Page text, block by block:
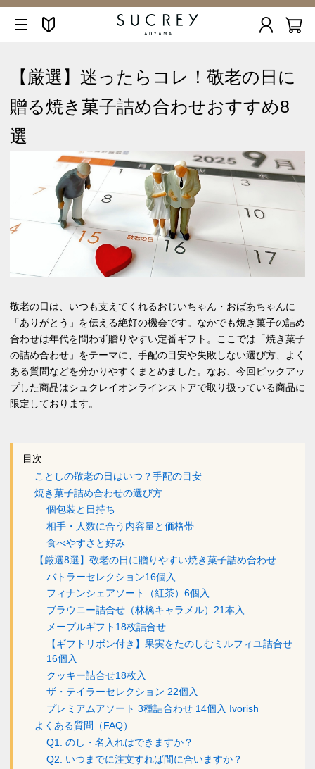
【厳選】迷ったらコレ！敬老の日に
贈る焼き菓子詰め合わせおすすめ8
選
敬老の日は、いつも支えてくれるおじいちゃん・おばあちゃんに
「ありがとう」を伝える絶好の機会です。なかでも焼き菓子の詰め
合わせは年代を問わず贈りやすい定番ギフト。ここでは「焼き菓子
の詰め合わせ」をテーマに、手配の目安や失敗しない選び方、よく
ある質問などを分かりやすくまとめました。なお、今回ピックアッ
プした商品はシュクレイオンラインストアで取り扱っている商品に
限定しております。
目次
ことしの敬老の日はいつ？手配の目安
焼き菓子詰め合わせの選び方
個包装と日持ち
相手・人数に合う内容量と価格帯
食べやすさと好み
【厳選8選】敬老の日に贈りやすい焼き菓子詰め合わせ
バトラーセレクション16個入
フィナンシェアソート（紅茶）6個入
ブラウニー詰合せ（林檎キャラメル）21本入
メープルギフト18枚詰合せ
【ギフトリボン付き】果実をたのしむミルフィユ詰合せ
16個入
クッキー詰合せ18枚入
ザ・テイラーセレクション 22個入
プレミアムアソート 3種詰合わせ 14個入 Ivorish
よくある質問（FAQ）
Q1. のし・名入れはできますか？
Q2. いつまでに注文すれば間に合いますか？